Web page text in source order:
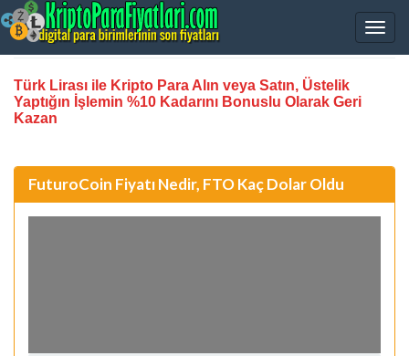
Türk Lirası ile Kripto Para Alın veya Satın, Üstelik
Yaptığın İşlemin %10 Kadarını Bonuslu Olarak Geri
Kazan
FuturoCoin Fiyatı Nedir, FTO Kaç Dolar Oldu